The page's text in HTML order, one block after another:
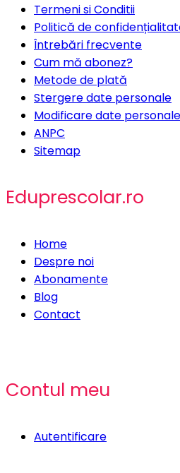
Termeni si Conditii
Politică de
Întrebări frecvente
Cum mă abonez?
Metode de plată
Stergere date personale
Modificare date personale
ANPC
Sitemap
Eduprescolar.ro
Home
Despre noi
Abonamente
Blog
Contact
Contul meu
Autentificare